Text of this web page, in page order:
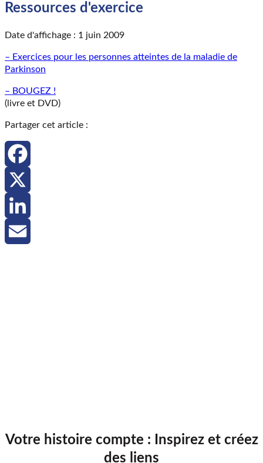
Ressources d'exercice
Date d'affichage : 1 juin 2009
– Exercices pour les personnes atteintes de la maladie de
Parkinson
– BOUGEZ !
(livre et DVD)
Partager cet article :
Facebook
X
LinkedIn
Votre histoire compte : Inspirez et créez
des liens